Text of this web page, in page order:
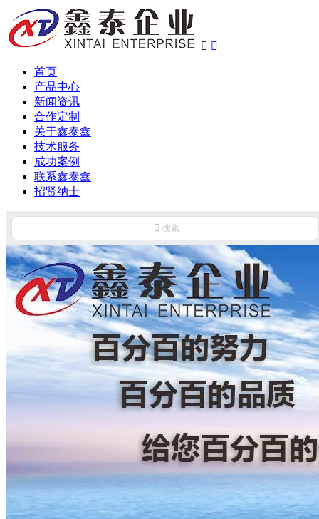
 
首页
产品中心
新闻资讯
合作定制
关于鑫泰鑫
技术服务
成功案例
联系鑫泰鑫
招贤纳士
 搜索